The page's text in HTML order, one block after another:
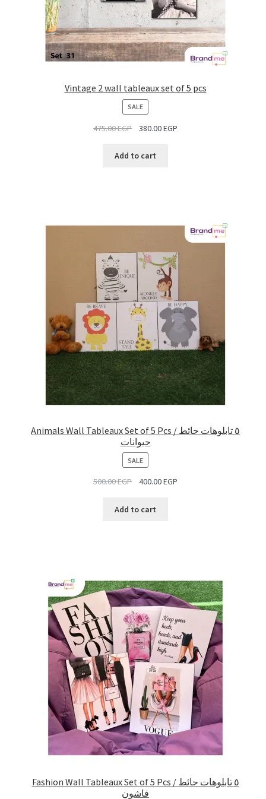
Vintage 2 wall tableaux set of 5 pcs
SALEPRODUCT
ON
SALE
475.00EGP 380.00EGP
Add to cart
Animals Wall Tableaux Set of 5 Pcs / ٥ تابلوهات حائط
حيوانات
SALEPRODUCT
SALE
500.00EGP 400.00EGP
Add to cart
Fashion Wall Tableaux Set of 5 Pcs / ٥ تابلوهات حائط
فاشون